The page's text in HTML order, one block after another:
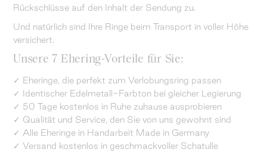
Rückschlüsse auf den Inhalt der Sendung zu.
Und natürlich sind Ihre Ringe beim Transport in voller Höhe
versichert.
Unsere 7 Ehering-Vorteile für Sie:
✓ Eheringe, die perfekt zum Verlobungsring passen
✓ Identischer Edelmetall-Farbton bei gleicher Legierung
✓ 50 Tage kostenlos in Ruhe zuhause ausprobieren
✓ Qualität und Service, den Sie von uns gewohnt sind
✓ Alle Eheringe in Handarbeit Made in Germany
✓ Versand kostenlos in geschmackvoller Schatulle